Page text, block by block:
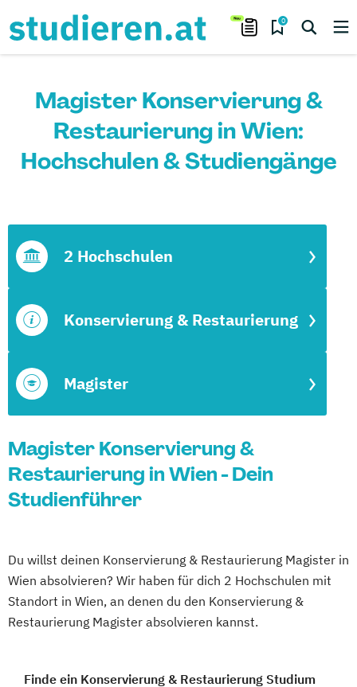
0
Magister Konservierung &
Restaurierung in Wien:
Hochschulen & Studiengänge
Magister
Konservierung & Restaurierung
2 Hochschulen
Magister Konservierung &
Restaurierung in Wien - Dein
Studienführer
Du willst deinen Konservierung & Restaurierung Magister in
Wien absolvieren? Wir haben für dich 2 Hochschulen mit
Standort in Wien, an denen du den Konservierung &
Restaurierung Magister absolvieren kannst.
Finde ein Konservierung & Restaurierung Studium